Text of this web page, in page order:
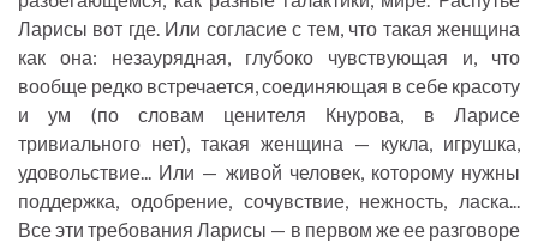
Ларисы вот где. Или согласие с тем, что такая женщина
как она: незаурядная, глубоко чувствующая и, что
вообще редко встречается, соединяющая в себе красоту
и ум (по словам ценителя Кнурова, в Ларисе
тривиального нет), такая женщина — кукла, игрушка,
удовольствие... Или — живой человек, которому нужны
поддержка, одобрение, сочувствие, нежность, ласка...
Все эти требования Ларисы — в первом же ее разговоре